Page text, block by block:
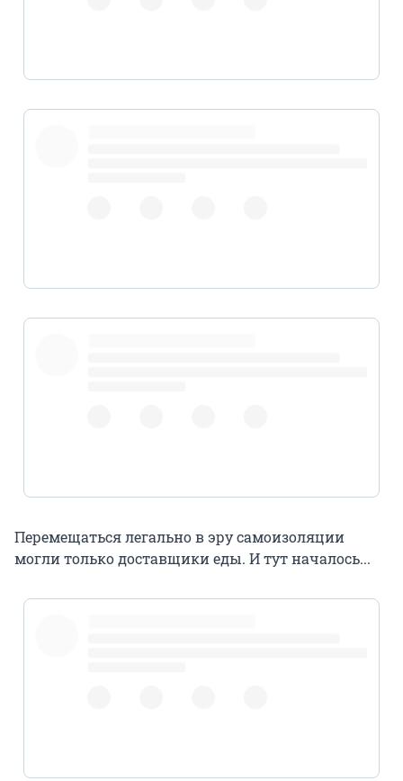
pic.twitter.com/Gmd7ZbfGrY
Перемещаться легально в эру самоизоляции
могли только доставщики еды. И тут началось...